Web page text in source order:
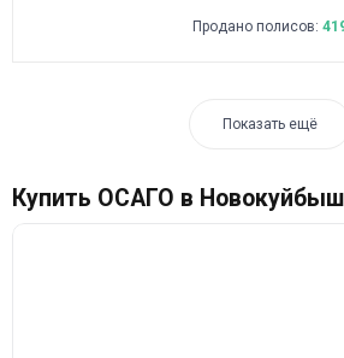
Продано полисов:
Показать ещё
Купить ОСАГО в